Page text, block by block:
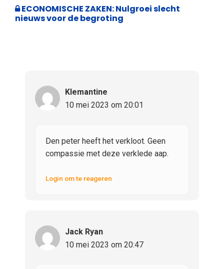
ECONOMISCHE ZAKEN: Nulgroei slecht
nieuws voor de begroting
Klemantine
10 mei 2023 om 20:01
Den peter heeft het verkloot. Geen
compassie met deze verklede aap.
Login om te reageren
Jack Ryan
10 mei 2023 om 20:47